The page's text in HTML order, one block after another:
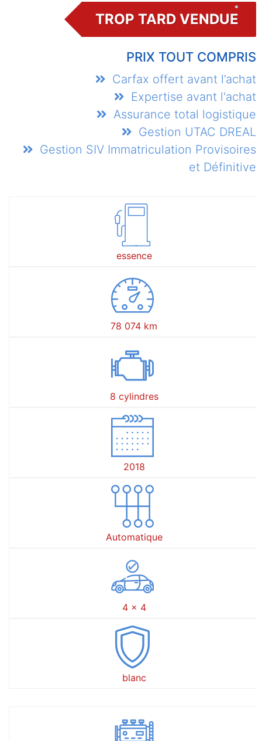
TROP TARD VENDUE
PRIX TOUT COMPRIS
Carfax offert avant l’achat
Expertise avant l'achat
Assurance total logistique
Gestion UTAC DREAL
Gestion SIV Immatriculation Provisoires
et Définitive
essence
78 074 km
8 cylindres
2018
Automatique
4 x 4
blanc